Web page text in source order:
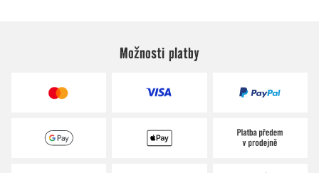
Možnosti platby